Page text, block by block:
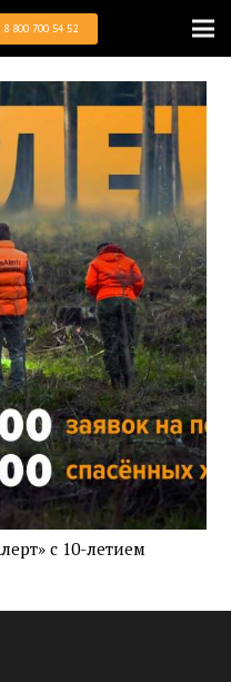
8 800 700 54 52
с 10-летием